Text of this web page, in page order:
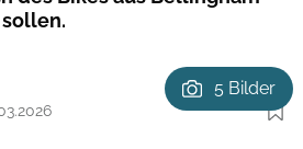
Foto: Hersteller
5 Bilder